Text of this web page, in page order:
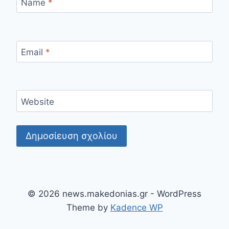
Name *
Email *
Website
© 2026 news.makedonias.gr - WordPress
Theme by Kadence WP